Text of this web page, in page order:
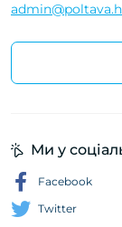
Ми у
Facebook
Twitter